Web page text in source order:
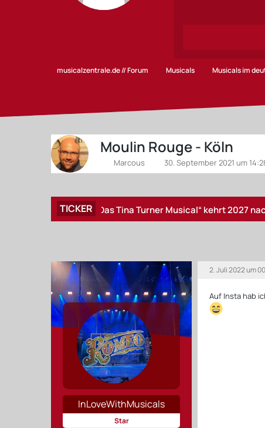
musicalzentrale.de // Forum Musicals Musicals im
Moulin Rouge - Köln
Marcous 30. September 2021 um
TICKER
„TINA – Das Tina Turner Musical“ kehrt 2027 nach
InLoveWithMusicals
Star
2. Juli 2022 um
Auf Insta hab